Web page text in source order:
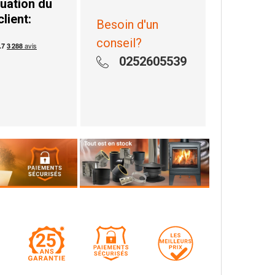
du
Besoin d'un
conseil?
0252605539